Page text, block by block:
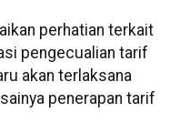
perhatian terkait
pengecualian tarif
akan terlaksana
penerapan tarif